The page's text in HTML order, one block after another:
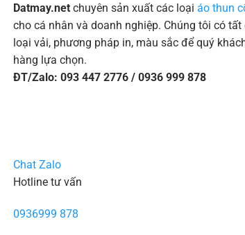
Datmay.net chuyên sản xuất các loại áo thun
cho cá nhân và doanh nghiệp. Chúng tôi có tất
loại vải, phương pháp in, màu sắc để quý
hàng lựa chọn.
ĐT/Zalo: 093 447 2776 / 0936 999 878
Chat Zalo
Hotline tư vấn
0936999 878